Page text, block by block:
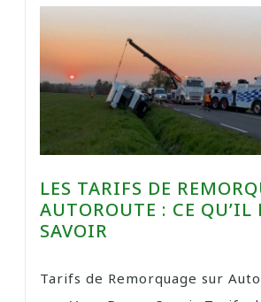
LES TARIFS DE
AUTOROUTE : CE QU’IL
SAVOIR
Tarifs de Remorquage sur